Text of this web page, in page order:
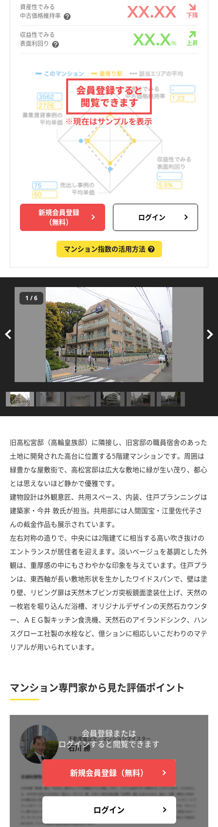
資産性でみる
中古価格維持率
XX.XX 下降
収益性でみる
表面利回り
XX.X% 上昇
新規会員登録
（無料）
ログイン
マンション指数の活用方法
1 /6
旧高松宮邸（高輪皇族邸）に隣接し、旧宮邸の職員宿舎のあった
土地に開発された高台に位置する5階建マンションです。周囲は
緑豊かな屋敷街で、高松宮邸は広大な敷地に緑が生い茂り、都心
とは思えないほど静かで優雅です。
建物設計は外観意匠、共用スペース、内装、住戸プランニングは
建築家・今井 敦氏が担当。共用部には人間国宝・江里佐代子さ
んの截金作品も展示されています。
左右対称の造りで、中央には2階建てに相当する高い吹き抜けの
エントランスが居住者を迎えます。淡いベージュを基調とした外
観は、重厚感の中にもさわやかな印象を与えています。住戸プラ
ンは、東西軸が長い敷地形状を生かしたワイドスパンで、壁は塗
り壁、リビング扉は天然木ブビンガ突板鏡面塗装仕上げ、天然の
一枚岩を堀り込んだ浴槽、オリジナルデザインの天然石カウンタ
ー、ＡＥＧ製キッチン食洗機、天然石のアイランドシンク、ハン
スグローエ社製の水栓など、億ションに相応しいこだわりのマテ
リアルが用いられています。
マンション専門家から見た評価ポイント
不動産鑑定士／マンションマイスター
石川 勝
会員登録または
ログインすると閲覧できます
新規会員登録（無料）
ログイン